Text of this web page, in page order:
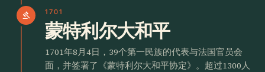
gavel 1701
蒙特利尔大和平
1701年8月4日，39个第一民族的代表与法国官员会
面，并签署了《蒙特利尔大和平协定》。超过1300人